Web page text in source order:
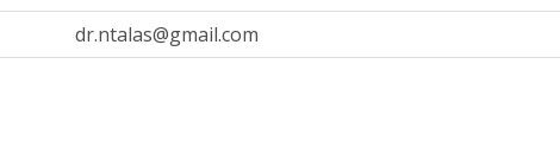
dr.ntalas@gmail.com